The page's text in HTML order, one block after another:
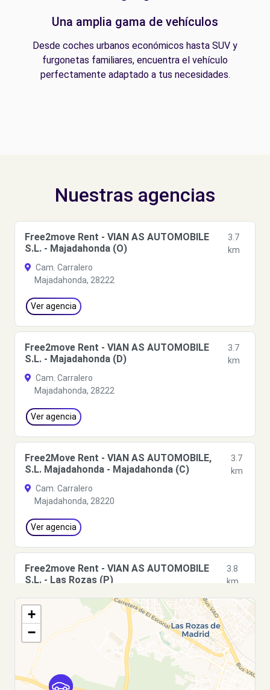
Una amplia gama de vehículos
Desde coches urbanos económicos hasta SUV y
furgonetas familiares, encuentra el vehículo
perfectamente adaptado a tus necesidades.
Nuestras agencias
Free2move Rent - VIAN AS AUTOMOBILE
S.L. - Majadahonda (O)
3.7
km
Cam. Carralero
Majadahonda, 28222
Ver agencia
Free2move Rent - VIAN AS AUTOMOBILE
S.L. - Majadahonda (D)
3.7
km
Cam. Carralero
Majadahonda, 28222
Ver agencia
Free2Move Rent - VIAN AS AUTOMOBILE,
S.L. Majadahonda - Majadahonda (C)
3.7
km
Cam. Carralero
Majadahonda, 28220
Ver agencia
Free2move Rent - VIAN AS AUTOMOBILE
S.L. - Las Rozas (P)
3.8
km
Calle Cabo Rufino Lázaro
Las Rozas, 28232
Ver agencia
Free2move Rent - VIAN AS AUTOMOBILE
3.8
+
−